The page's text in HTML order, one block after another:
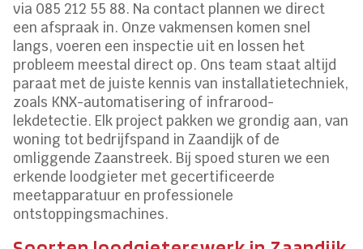
via 085 212 55 88. Na contact plannen we direct
een afspraak in. Onze vakmensen komen snel
langs, voeren een inspectie uit en lossen het
probleem meestal direct op. Ons team staat altijd
paraat met de juiste kennis van installatietechniek,
zoals KNX-automatisering of infrarood-
lekdetectie. Elk project pakken we grondig aan, van
woning tot bedrijfspand in Zaandijk of de
omliggende Zaanstreek. Bij spoed sturen we een
erkende loodgieter met gecertificeerde
meetapparatuur en professionele
ontstoppingsmachines.